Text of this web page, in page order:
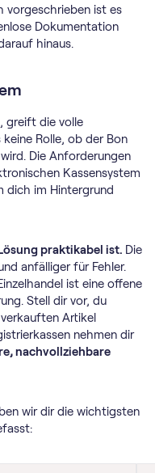
vorgeschrieben ist es
Dokumentation
hinaus.
greift die volle
keine Rolle, ob der Bon
Die Anforderungen
Kassensystem
dich im Hintergrund
praktikabel ist. Die
anfälliger für Fehler.
ist eine offene
Stell dir vor, du
Artikel
nehmen dir
nachvollziehbare
wir dir die wichtigsten